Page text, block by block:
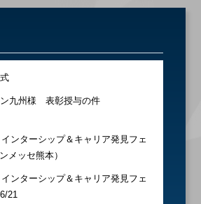
九州様 表彰授与の件
ンターシップ＆キャリア発見フェ
メッセ熊本）
ンターシップ＆キャリア発見フェ
21